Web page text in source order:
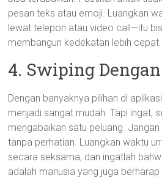
pesan teks atau emoji. Luangkan
lewat telepon atau video call—itu
membangun kedekatan lebih cepat.
4. Swiping
Dengan banyaknya pilihan di
menjadi sangat mudah. Tapi ingat,
mengabaikan satu peluang.
tanpa perhatian. Luangkan waktu
secara seksama, dan ingatlah
adalah manusia yang juga